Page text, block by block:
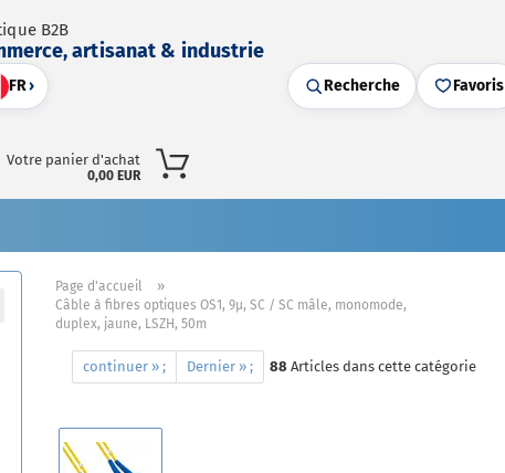
B2B
artisanat & industrie
FR› Recherche Favoris
Votre panier d'achat
0,00 EUR
Page d'accueil »
Câble à fibres optiques OS1, 9µ, SC / SC mâle, monomode,
duplex, jaune, LSZH, 50m
continuer » ; Dernier » ; 88 Articles dans cette catégorie